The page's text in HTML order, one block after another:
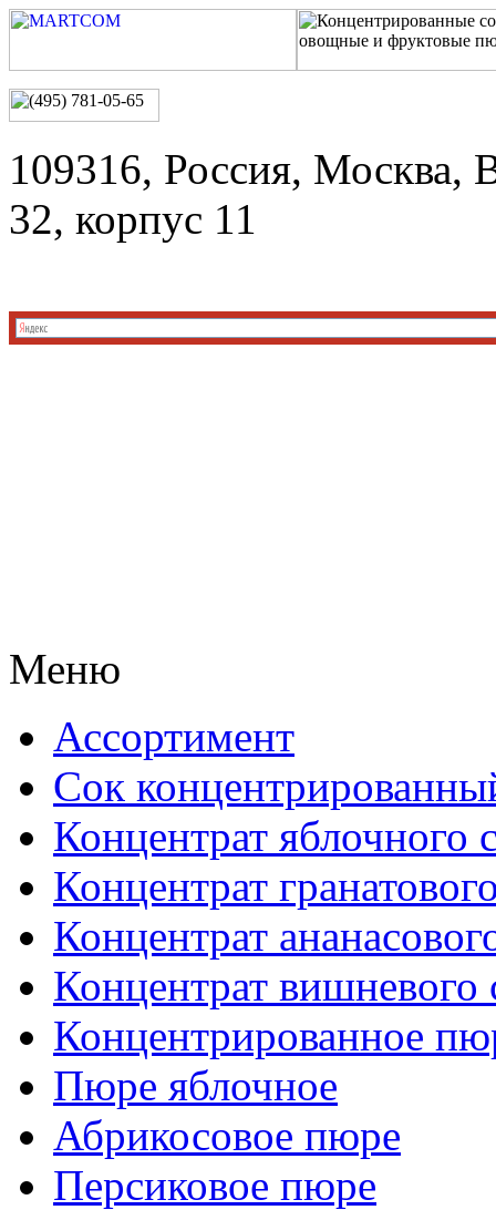
109316, Россия, Москва,
32, корпус 11
Меню
Ассортимент
Сок
Концентрат яблочного
Концентрат
Концентрат
Концентрат вишневого
Концентрированное
Пюре яблочное
Абрикосовое пюре
Персиковое пюре